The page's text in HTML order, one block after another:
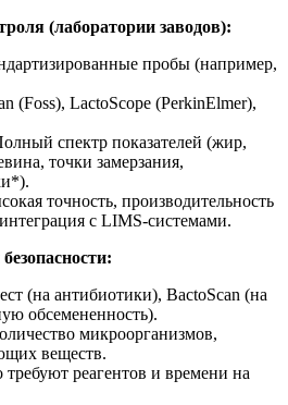
(лаборатории заводов):
пробы (например,
(Foss), LactoScope (PerkinElmer),
спектр показателей (жир,
точки замерзания,
точность, производительность
с LIMS-системами.
(на антибиотики), BactoScan (на
обсемененность).
микроорганизмов,
веществ.
требуют реагентов и времени на